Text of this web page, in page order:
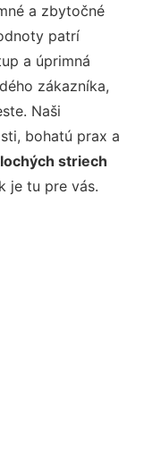
a zbytočné
patrí
a úprimná
zákazníka,
Naši
bohatú prax a
striech
je tu pre vás.